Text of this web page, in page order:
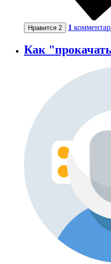
Нравится 2 1
Как